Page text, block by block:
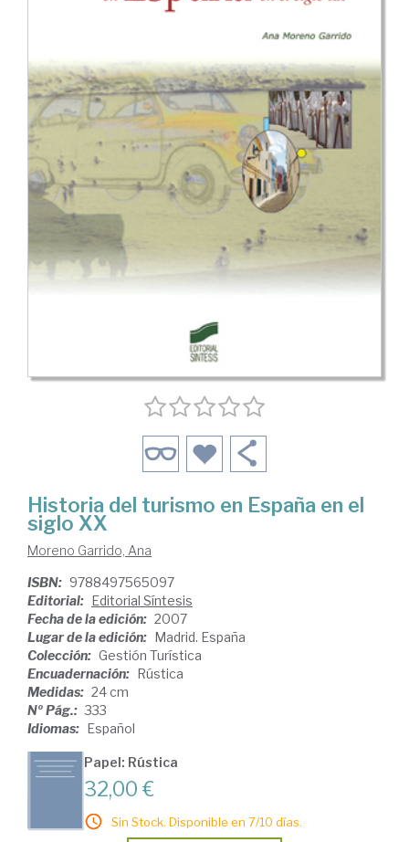
Historia del turismo en España en el
siglo XX
Moreno Garrido, Ana
ISBN: 9788497565097
Editorial: Editorial Síntesis
Fecha de la edición: 2007
Lugar de la edición: Madrid. España
Colección: Gestión Turística
Encuadernación: Rústica
Medidas: 24 cm
Nº Pág.: 333
Idiomas: Español
Papel: Rústica
32,00 €
Sin Stock. Disponible en 7/10 días.